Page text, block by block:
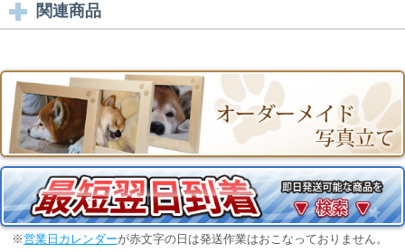
関連商品
※営業日カレンダーが赤文字の日は発送作業はおこなっておりません。